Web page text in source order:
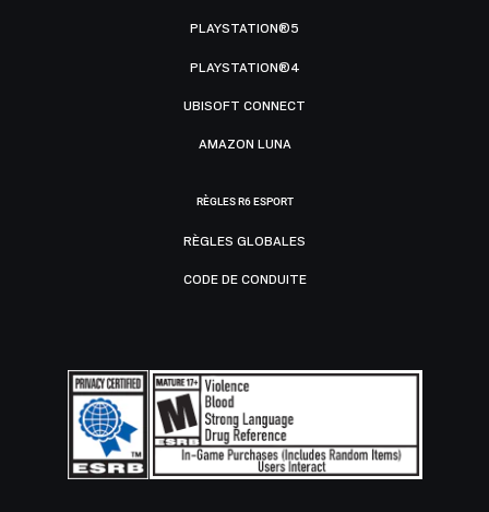
PLAYSTATION®5
PLAYSTATION®4
UBISOFT CONNECT
AMAZON LUNA
RÈGLES R6 ESPORT
RÈGLES GLOBALES
CODE DE CONDUITE